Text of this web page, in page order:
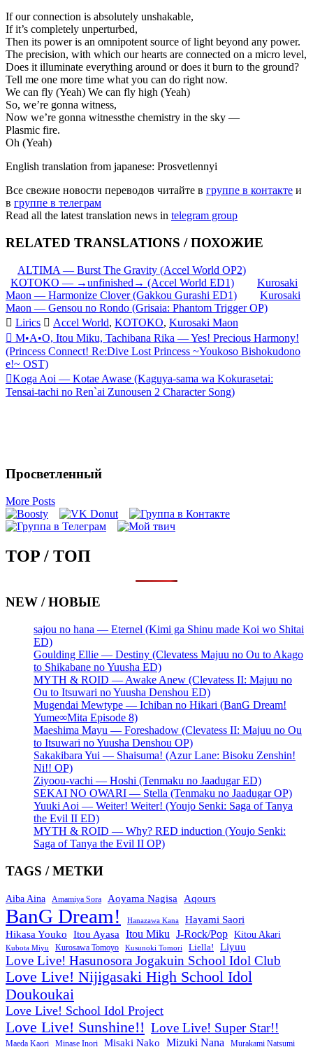
If our connection is absolutely unshakable,
If it’s completely unperturbed,
Then its power is an omnipotent source of light beyond any power.
The precision, with which our hearts are connected on a micro level,
Does it illuminate everything around or does it burn to the ground?
Tell me one more time what you can do right now.
We can fly (Yeah) We can fly high (Yeah)
So, we’re gonna witness,
Now we’re gonna witnessthe chemistry in the sky —
Plasmic fire.
Oh (Yeah)
English translation from japanese: Prosvetlennyi
Все свежие новости переводов читайте в группе в контакте и
в группе в телеграм
Read all the latest translation news in telegram group
RELATED TRANSLATIONS / ПОХОЖИЕ
ALTIMA — Burst The Gravity (Accel World OP2)
KOTOKO — →unfinished→ (Accel World ED1)
Kurosaki
Maon — Harmonize Clover (Gakkou Gurashi ED1)
Kurosaki
Maon — Gensou no Rondo (Grisaia: Phantom Trigger OP)
Lirics
Accel World, KOTOKO, Kurosaki Maon
Запись
навигация
M•A•O, Itou Miku, Tachibana Rika — Yes! Precious Harmony!
(Princess Connect! Re:Dive Lost Princess ~Youkoso Bishokudono
e!~ OST)
Koga Aoi — Kotae Awase (Kaguya-sama wa Kokurasetai:
Tensai-tachi no Ren`ai Zunousen 2 Character Song)
Просветленный
More Posts
TOP / ТОП
NEW / НОВЫЕ
sajou no hana — Eternel (Kimi ga Shinu made Koi wo Shitai
ED)
Goulding Ellie — Destiny (Clevatess Majuu no Ou to Akago
to Shikabane no Yuusha ED)
MYTH & ROID — Awake Anew (Clevatess II: Majuu no
Ou to Itsuwari no Yuusha Denshou ED)
Mugendai Mewtype — Ichiban no Hikari (BanG Dream!
Yume∞Mita Episode 8)
Maeshima Mayu — Foreshadow (Clevatess II: Majuu no Ou
to Itsuwari no Yuusha Denshou OP)
Sakakibara Yui — Shaisuma! (Azur Lane: Bisoku Zenshin!
Ni!! OP)
Ziyoou-vachi — Hoshi (Tenmaku no Jaadugar ED)
SEKAI NO OWARI — Stella (Tenmaku no Jaadugar OP)
Yuuki Aoi — Weiter! Weiter! (Youjo Senki: Saga of Tanya
the Evil II ED)
MYTH & ROID — Why? RED induction (Youjo Senki:
Saga of Tanya the Evil II OP)
TAGS / МЕТКИ
Aiba Aina Amamiya Sora Aoyama Nagisa Aqours
BanG Dream! Hanazawa Kana
Hayami Saori
Hikasa Youko
Itou Ayasa Itou Miku J-Rock/Pop Kitou Akari
Kubota Miyu Kurosawa Tomoyo Kusunoki Tomori Liella! Liyuu
Love Live! Hasunosora Jogakuin School Idol Club
Love Live! Nijigasaki High School Idol
Doukoukai
Love Live! School Idol Project
Love Live! Sunshine!! Love Live! Super Star!!
Maeda Kaori Minase Inori Misaki Nako Mizuki Nana Murakami Natsumi